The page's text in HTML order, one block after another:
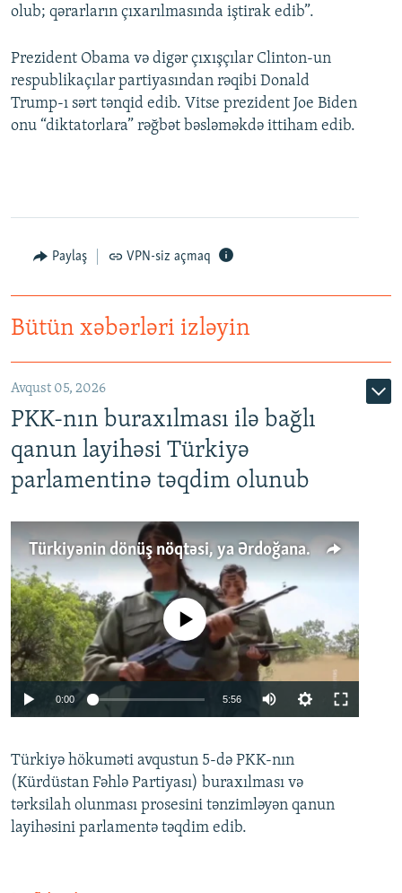
olub; qərarların çıxarılmasında iştirak edib”.
Prezident Obama və digər çıxışçılar Clinton-un
respublikaçılar partiyasından rəqibi Donald
Trump-ı sərt tənqid edib. Vitse prezident Joe Biden
onu “diktatorlara” rəğbət bəsləməkdə ittiham edib.
Paylaş VPN-siz açmaq
Bütün xəbərləri izləyin
Avqust 05, 2026
PKK-nın buraxılması ilə bağlı
qanun layihəsi Türkiyə
parlamentinə təqdim olunub
Türkiyənin dönüş nöqtəsi, ya Ərdoğana üçüncü şans: PKK ilə qəfil barışıq nə deməkdir?
Auto 240p 360p 480p
720p 1080p
No media source currently available
0:00 5:56
360p
480p
Türkiyə hökuməti avqustun 5-də PKK-nın
(Kürdüstan Fəhlə Partiyası) buraxılması və
tərksilah olunması prosesini tənzimləyən qanun
layihəsini parlamentə təqdim edib.